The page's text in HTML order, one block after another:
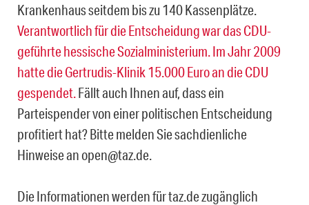
Krankenhaus seitdem bis zu 140 Kassenplätze.
Verantwortlich für die Entscheidung war das CDU-
geführte hessische Sozialministerium. Im Jahr 2009
hatte die Gertrudis-Klinik 15.000 Euro an die CDU
gespendet.Fällt auch Ihnen auf, dass ein
Parteispender von einer politischen Entscheidung
profitiert hat? Bitte melden Sie sachdienliche
Hinweise an open@taz.de.
Die Informationen werden für taz.de zugänglich